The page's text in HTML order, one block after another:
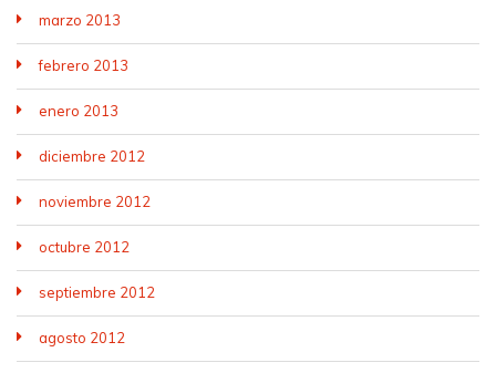
marzo 2013
febrero 2013
enero 2013
diciembre 2012
noviembre 2012
octubre 2012
septiembre 2012
agosto 2012